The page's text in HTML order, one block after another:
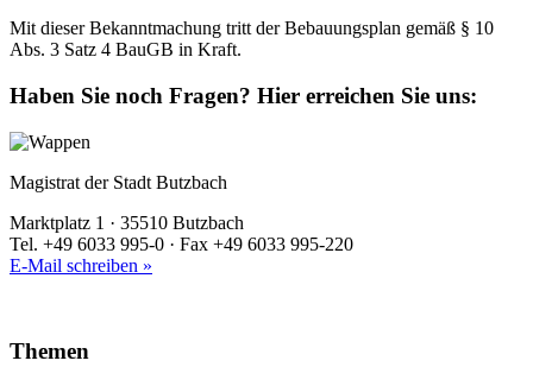
Mit dieser Bekanntmachung tritt der Bebauungsplan gemäß § 10
Abs. 3 Satz 4 BauGB in Kraft.
Haben Sie noch Fragen? Hier erreichen Sie uns:
Magistrat der Stadt Butzbach
Marktplatz 1 · 35510 Butzbach
Tel. +49 6033 995-0 · Fax +49 6033 995-220
E-Mail schreiben »
Themen